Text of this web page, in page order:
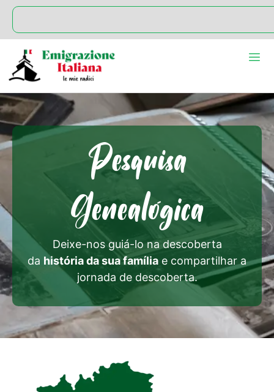
Pesquisa
Genealógica
Deixe-nos guiá-lo na descoberta
da história da sua família e compartilhar a
jornada de descoberta.